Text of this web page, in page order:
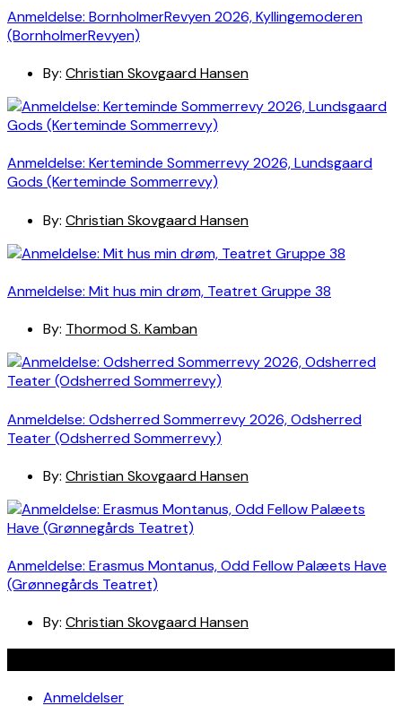
Anmeldelse: BornholmerRevyen 2026, Kyllingemoderen
(BornholmerRevyen)
By: Christian Skovgaard Hansen
Anmeldelse: Kerteminde Sommerrevy 2026, Lundsgaard
Gods (Kerteminde Sommerrevy)
By: Christian Skovgaard Hansen
Anmeldelse: Mit hus min drøm, Teatret Gruppe 38
By: Thormod S. Kamban
Anmeldelse: Odsherred Sommerrevy 2026, Odsherred
Teater (Odsherred Sommerrevy)
By: Christian Skovgaard Hansen
Anmeldelse: Erasmus Montanus, Odd Fellow Palæets Have
(Grønnegårds Teatret)
By: Christian Skovgaard Hansen
Anmeldelser